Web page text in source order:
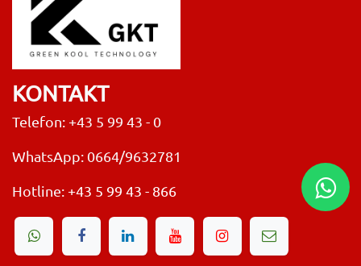
KONTAKT
Telefon: +43 5 99 43 - 0
WhatsApp: 0664/9632781
Hotline: +43 5 99 43 - 866